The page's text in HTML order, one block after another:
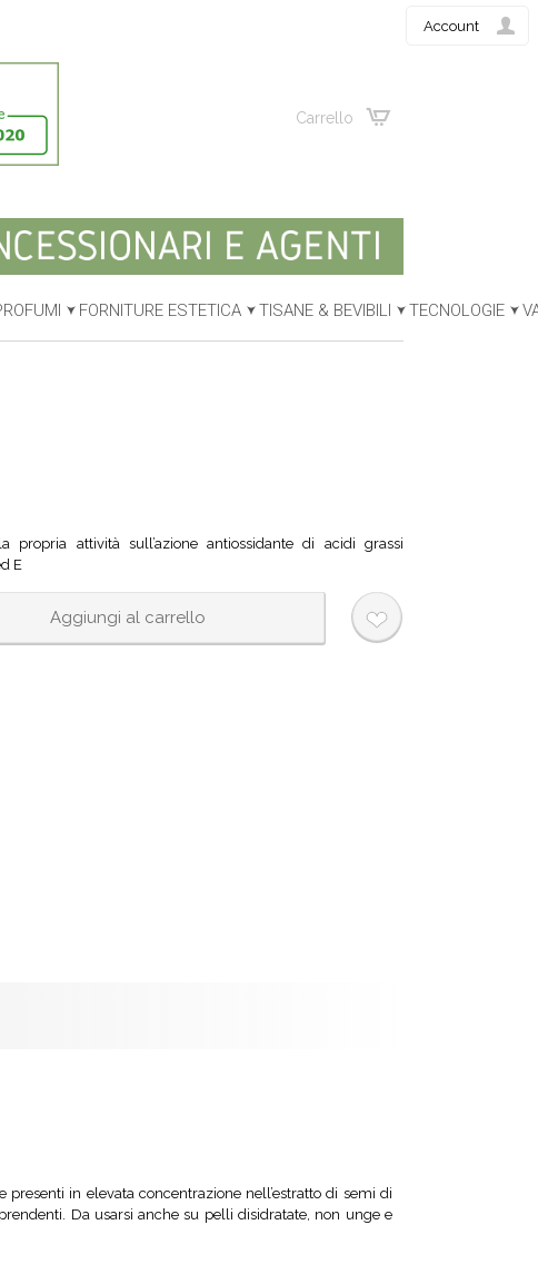
Carrello
Account
FORNITURE ESTETICA TISANE & BEVIBILI TECNOLOGIE
propria attività sull’azione antiossidante di acidi grassi
E
presenti in elevata concentrazione nell’estratto di semi di
Da usarsi anche su pelli disidratate, non unge e